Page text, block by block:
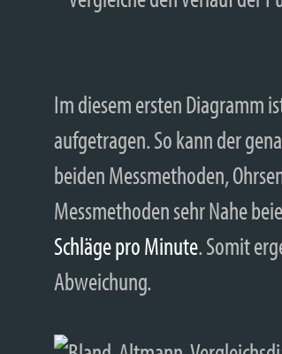
Im diesem ersten Diagramm
aufgetragen. So kann der
beiden Messmethoden,
Messmethoden sehr Nahe
Schläge pro Minute. Somit
Abweichung.